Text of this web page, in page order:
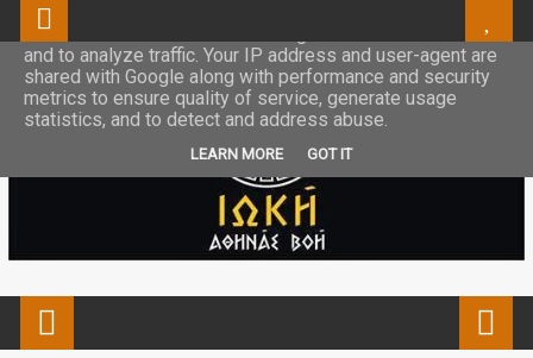
This site uses cookies from Google to deliver its services
and to analyze traffic. Your IP address and user-agent are
shared with Google along with performance and security
metrics to ensure quality of service, generate usage
statistics, and to detect and address abuse.
LEARN MORE GOT IT